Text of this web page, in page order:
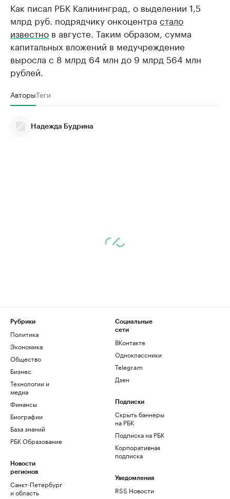
Как писал РБК Калининград, о выделении 1,5
млрд руб. подрядчику онкоцентра стало
известно в августе. Таким образом, сумма
капитальных вложений в медучреждение
выросла с 8 млрд 64 млн до 9 млрд 564 млн
рублей.
АвторыТеги
Надежда Будрина
Рубрики
Политика
Экономика
Общество
Бизнес
Технологии и
медиа
Финансы
Биографии
База знаний
РБК Образование
Новости
регионов
Санкт-Петербург
и область
Социальные
сети
ВКонтакте
Одноклассники
Telegram
Дзен
Подписки
Скрыть баннеры
на РБК
Подписка на РБК
Корпоративная
подписка
Уведомления
RSS Новости